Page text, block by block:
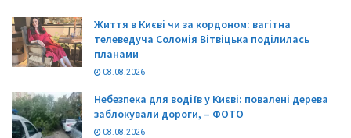
Життя в Києві чи за кордоном: вагітна
телеведуча Соломія Вітвіцька поділилась
планами
08.08.2026
Небезпека для водіїв у Києві: повалені дерева
заблокували дороги, – ФОТО
08.08.2026